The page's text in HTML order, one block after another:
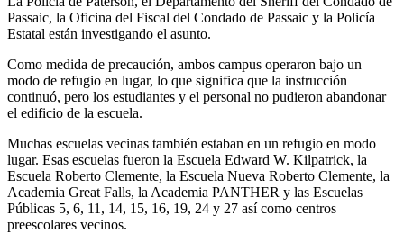
Passaic, la Oficina del Fiscal del Condado de Passaic y la Policía
Estatal están investigando el asunto.
Como medida de precaución, ambos campus operaron bajo un
modo de refugio en lugar, lo que significa que la instrucción
continuó, pero los estudiantes y el personal no pudieron abandonar
el edificio de la escuela.
Muchas escuelas vecinas también estaban en un refugio en modo
lugar. Esas escuelas fueron la Escuela Edward W. Kilpatrick, la
Escuela Roberto Clemente, la Escuela Nueva Roberto Clemente, la
Academia Great Falls, la Academia PANTHER y las Escuelas
Públicas 5, 6, 11, 14, 15, 16, 19, 24 y 27 así como centros
preescolares vecinos.